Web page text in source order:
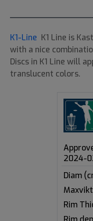
K1-Line K1 Line is
with a nice
Discs in K1 Line will
translucent colors.
2024-
Diam
Rim